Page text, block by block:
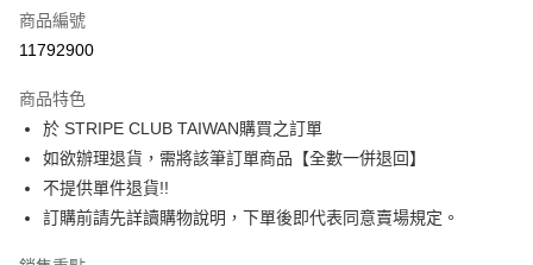
合作金庫商業銀行
上海商業儲蓄銀行
臺灣中小企業銀行
匯豐（台灣）商業銀行
華泰商業銀行
聯邦商業銀行
遠東國際商業銀行
元大商業銀行
玉山商業銀行
星展（台灣）商業銀行
台灣樂天信用卡公司
超商取貨付款
LINE Pay
Apple Pay
街口支付
悠遊付
商品編號
11792900
商品特色
於 STRIPE CLUB TAIWAN購買之訂單
如欲辦理退貨，需將該筆訂單商品【全數一併退回】
不提供單件退貨!!
訂購前請先詳讀購物說明，下單後即代表同意賣場規定。